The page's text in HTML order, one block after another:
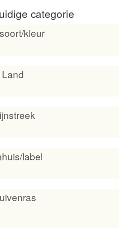
categorie
kleur
Land
label